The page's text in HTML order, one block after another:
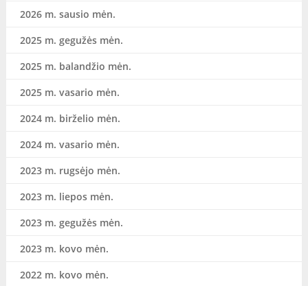
2026 m. sausio mėn.
2025 m. gegužės mėn.
2025 m. balandžio mėn.
2025 m. vasario mėn.
2024 m. birželio mėn.
2024 m. vasario mėn.
2023 m. rugsėjo mėn.
2023 m. liepos mėn.
2023 m. gegužės mėn.
2023 m. kovo mėn.
2022 m. kovo mėn.